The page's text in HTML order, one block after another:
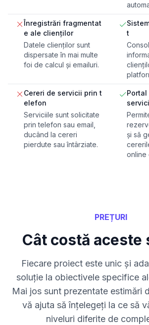
Înregistrări fragmentat
e ale clienților
Datele clienților sunt
dispersate în mai multe
foi de calcul și emailuri.
t
Cereri de servicii prin t
elefon
Serviciile sunt solicitate
prin telefon sau email,
ducând la cereri
pierdute sau întârziate.
și să
online
PREȚURI
Cât costă aceste
Fiecare proiect este unic și
soluție la obiectivele specifice
Mai jos sunt prezentate estimări
vă ajuta să înțelegeți la ce să
niveluri diferite de